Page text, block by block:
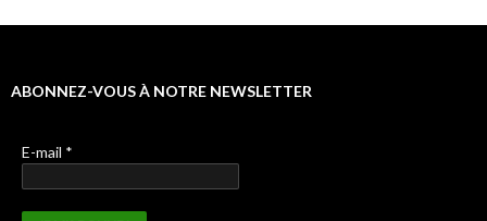
ABONNEZ-VOUS À NOTRE NEWSLETTER
E-mail *